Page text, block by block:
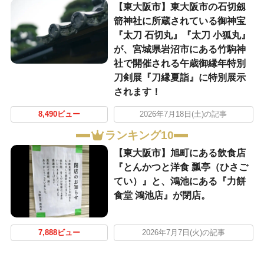
【東大阪市】東大阪市の石切劔
箭神社に所蔵されている御神宝
『太刀 石切丸』『太刀 小狐丸』
が、宮城県岩沼市にある竹駒神
社で開催される午歳御縁年特別
刀剣展『刀縁夏詣』に特別展示
されます！
8,490ビュー 2026年7月18日(土)の記事
ランキング10
【東大阪市】旭町にある飲食店
『とんかつと洋食 瓢亭（ひさご
てい）』と、鴻池にある『力餅
食堂 鴻池店』が閉店。
7,888ビュー 2026年7月7日(火)の記事